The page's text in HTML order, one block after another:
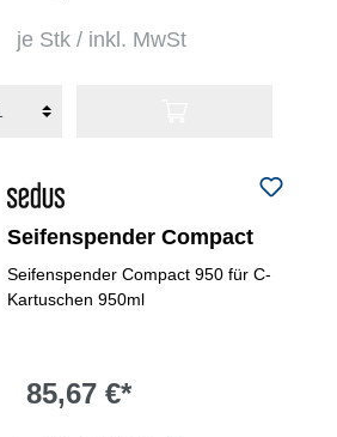
je Stk / inkl. MwSt
Seifenspender Compact
Seifenspender Compact 950 für C-
Kartuschen 950ml
85,67 €*